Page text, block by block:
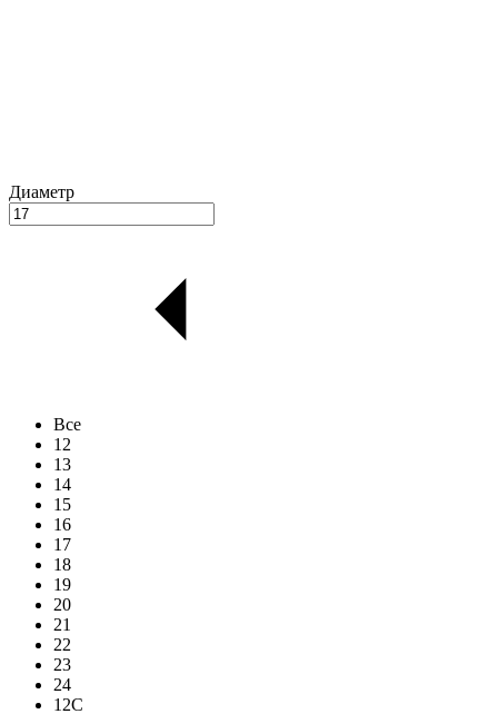
Диаметр
Все
12
13
14
15
16
17
18
19
20
21
22
23
24
12C